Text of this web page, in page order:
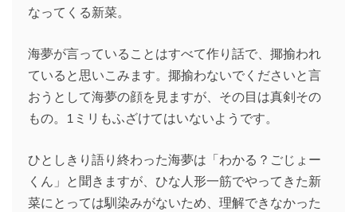
なってくる新菜。
海夢が言っていることはすべて作り話で、揶揄われ
ていると思いこみます。揶揄わないでくださいと言
おうとして海夢の顔を見ますが、その目は真剣その
もの。1ミリもふざけてはいないようです。
ひとしきり語り終わった海夢は「わかる？ごじょー
くん」と聞きますが、ひな人形一筋でやってきた新
菜にとっては馴染みがないため、理解できなかった